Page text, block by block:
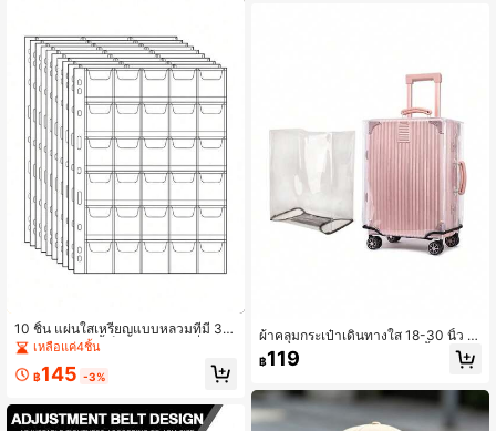
10 ชิ้น แผ่นใสเหรียญแบบหลวมที่มี 30
ช่อง แผ่นเหล่านี้เป็นหน้าภายในที่เหมา
ะสำหรับอัลบั้มเหรียญและธนบัตรแบบห
ลวม เป็นหน้าอัลบั้มเหรียญแบบใสสูงด้า
เหลือแค่4ชิ้น
฿145 -3%
ผ้าคลุมกระเป๋าเดินทางใส 18-30 นิ้ว แ
บบหนา ทนต่อการสึกหรอ กันน้ำ พร้อม
หูจับ
฿119